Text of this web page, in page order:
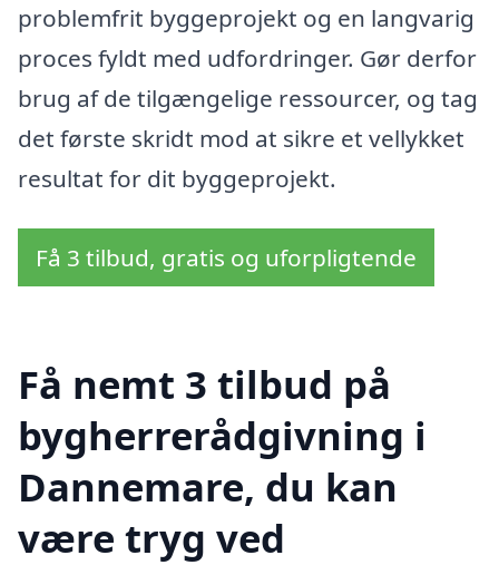
problemfrit byggeprojekt og en langvarig
proces fyldt med udfordringer. Gør derfor
brug af de tilgængelige ressourcer, og tag
det første skridt mod at sikre et vellykket
resultat for dit byggeprojekt.
Få 3 tilbud, gratis og uforpligtende
Få nemt 3 tilbud på
bygherrerådgivning i
Dannemare, du kan
være tryg ved